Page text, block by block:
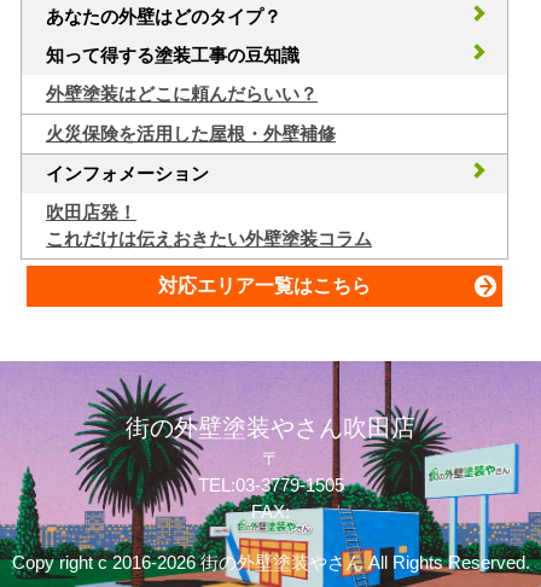
あなたの外壁はどのタイプ？
知って得する塗装工事の豆知識
外壁塗装はどこに頼んだらいい？
火災保険を活用した屋根・外壁補修
インフォメーション
吹田店発！
これだけは伝えおきたい外壁塗装コラム
対応エリア一覧はこちら
街の外壁塗装やさん吹田店
〒
TEL:03-3779-1505
FAX:
Copy right c 2016-2026 街の外壁塗装やさん All Rights Reserved.